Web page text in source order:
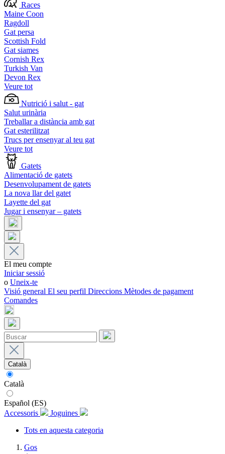
Races
Maine Coon
Ragdoll
Gat persa
Scottish Fold
Gat siames
Cornish Rex
Turkish Van
Devon Rex
Veure tot
Nutrició i salut - gat
Salut urinària
Treballar a distància amb gat
Gat esterilitzat
Trucs per ensenyar al teu gat
Veure tot
Gatets
Alimentació de gatets
Desenvolupament de gatets
La nova llar del gatet
Layette del gat
Jugar i ensenyar – gatets
El meu compte
Iniciar sessió
o Uneix-te
Visió general El seu perfil Direccions Mètodes de pagament
Comandes
Català
Català
Español (ES)
Accessoris
Joguines
Tots en aquesta categoria
Gos